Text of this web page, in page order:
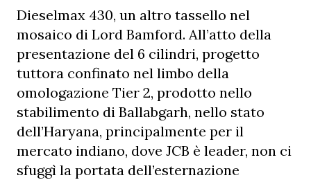
Dieselmax 430, un altro tassello nel
mosaico di Lord Bamford. All’atto della
presentazione del 6 cilindri, progetto
tuttora confinato nel limbo della
omologazione Tier 2, prodotto nello
stabilimento di Ballabgarh, nello stato
dell’Haryana, principalmente per il
mercato indiano, dove JCB è leader, non ci
sfuggì la portata dell’esternazione